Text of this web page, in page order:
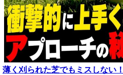
薄く刈られた芝でもミスしない